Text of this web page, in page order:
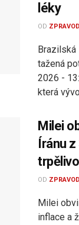
léky
OD
Brazilská
tažená
2026 -
která
Milei
Íránu
OD
Milei
inflace a